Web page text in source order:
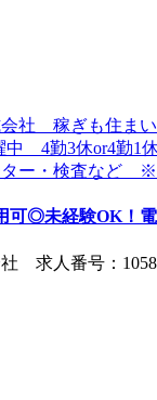
可◎未経験OK！
求人番号：